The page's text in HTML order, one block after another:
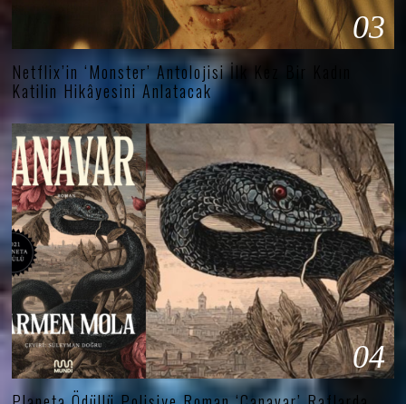
03
Netflix’in ‘Monster’ Antolojisi İlk Kez Bir Kadın
Katilin Hikâyesini Anlatacak
04